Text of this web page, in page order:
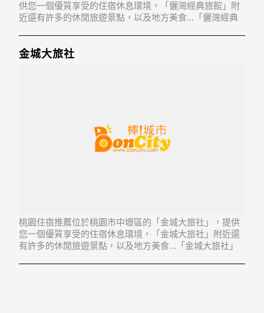
供您一個優質享受的住宿休息環境，「儷灣經典旅館」附
近還有許多的休閒旅遊景點，以及地方美食...「儷灣經典
金城大旅社
桃園住宿推薦位於桃園市中壢區的「金城大旅社」，提供
您一個優質享受的住宿休息環境，「金城大旅社」附近還
有許多的休閒旅遊景點，以及地方美食...「金城大旅社」